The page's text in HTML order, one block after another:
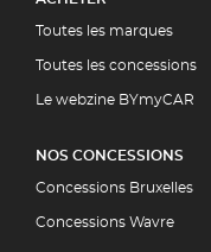
Toutes les marques
Toutes les concessions
Le webzine BYmyCAR
NOS CONCESSIONS
Concessions Bruxelles
Concessions Wavre